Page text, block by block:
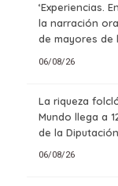
‘Experiencias.
la narración
de mayores de
06/08/26
La riqueza
Mundo llega a
de la
06/08/26